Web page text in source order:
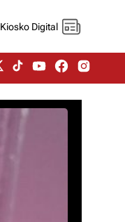
Kiosko Digital